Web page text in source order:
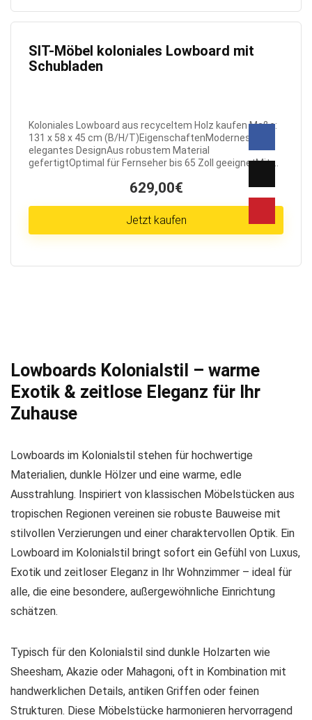
SIT-Möbel koloniales Lowboard mit
Schubladen
Koloniales Lowboard aus recyceltem Holz kaufen Maße:
131 x 58 x 45 cm (B/H/T)EigenschaftenModernes und
elegantes DesignAus robustem Material
gefertigtOptimal für Fernseher bis 65 Zoll geeignetMit ...
629,00€
Jetzt kaufen
Lowboards Kolonialstil – warme
Exotik & zeitlose Eleganz für Ihr
Zuhause
Lowboards im Kolonialstil stehen für hochwertige
Materialien, dunkle Hölzer und eine warme, edle
Ausstrahlung. Inspiriert von klassischen Möbelstücken aus
tropischen Regionen vereinen sie robuste Bauweise mit
stilvollen Verzierungen und einer charaktervollen Optik. Ein
Lowboard im Kolonialstil bringt sofort ein Gefühl von Luxus,
Exotik und zeitloser Eleganz in Ihr Wohnzimmer – ideal für
alle, die eine besondere, außergewöhnliche Einrichtung
schätzen.
Typisch für den Kolonialstil sind dunkle Holzarten wie
Sheesham, Akazie oder Mahagoni, oft in Kombination mit
handwerklichen Details, antiken Griffen oder feinen
Strukturen. Diese Möbelstücke harmonieren hervorragend